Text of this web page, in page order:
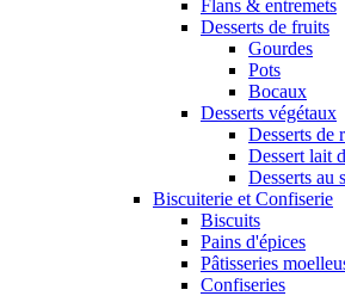
Flans & entremets
Desserts de fruits
Gourdes
Pots
Bocaux
Desserts végétaux
Desserts de
Dessert lait
Desserts au
Biscuiterie et Confiserie
Biscuits
Pains d'épices
Pâtisseries
Confiseries